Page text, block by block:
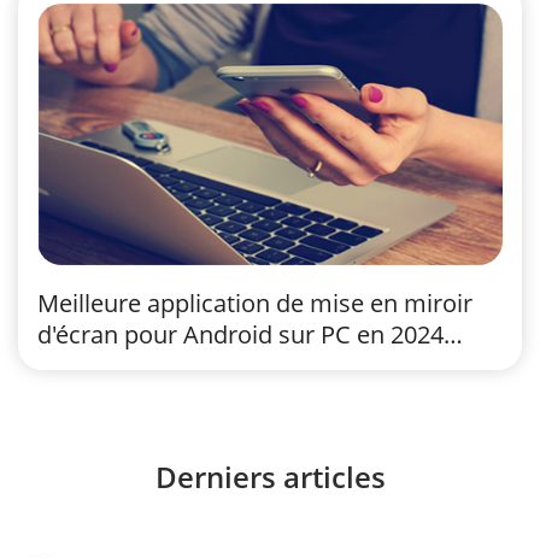
Meilleure application de mise en miroir
d'écran pour Android sur PC en 2024
Derniers articles